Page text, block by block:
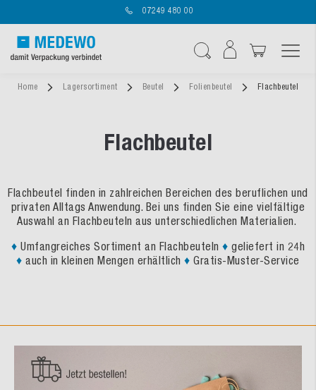
07249 480 00
Home Lagersortiment Beutel Folienbeutel Flachbeutel
Flachbeutel
Flachbeutel finden in zahlreichen Bereichen des beruflichen und
privaten Alltags Anwendung. Bei uns finden Sie eine vielfältige
Auswahl an Flachbeuteln aus unterschiedlichen Materialien.
♦ Umfangreiches Sortiment an Flachbeuteln ♦ geliefert in 24h
♦ auch in kleinen Mengen erhältlich♦ Gratis-Muster-Service